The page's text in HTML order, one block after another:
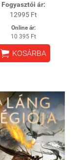
Fogyasztói ár:
12995 Ft
Online ár:
10 395 Ft
 KOSÁRBA